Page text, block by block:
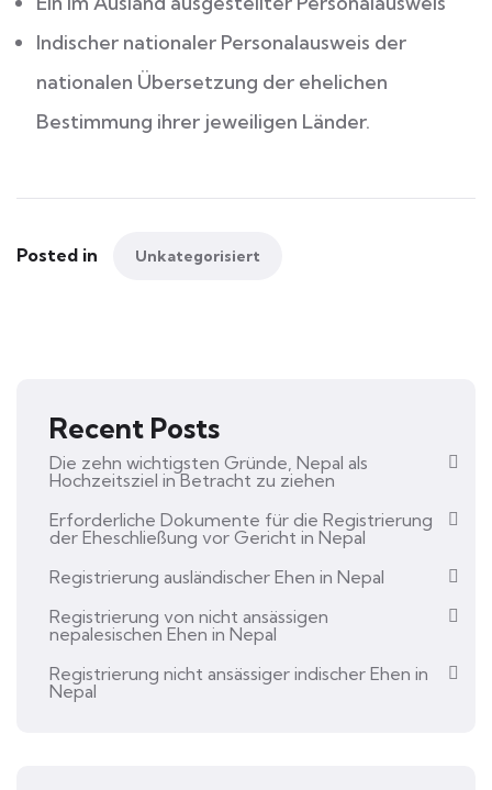
Indischer nationaler Personalausweis der
nationalen Übersetzung der ehelichen
Bestimmung ihrer jeweiligen Länder.
Posted in Unkategorisiert
Recent Posts
Die zehn wichtigsten Gründe, Nepal als
Hochzeitsziel in Betracht zu ziehen
Erforderliche Dokumente für die Registrierung
der Eheschließung vor Gericht in Nepal
Registrierung ausländischer Ehen in Nepal
Registrierung von nicht ansässigen
nepalesischen Ehen in Nepal
Registrierung nicht ansässiger indischer Ehen in
Nepal